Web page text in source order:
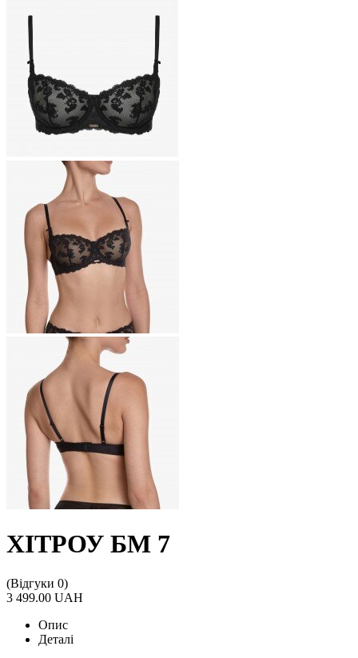
ХІТРОУ БМ 7
(Відгуки 0)
3 499.00 UAH
Опис
Деталі